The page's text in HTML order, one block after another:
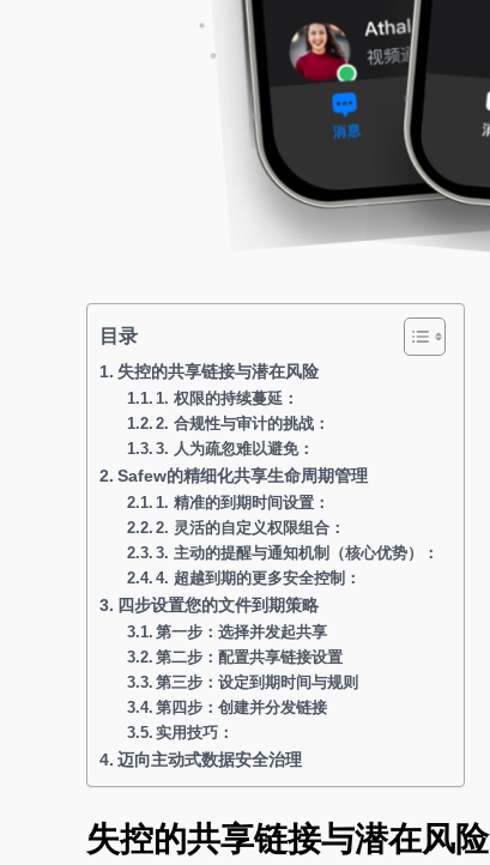
目录
失控的共享链接与潜在风险
1. 权限的持续蔓延：
2. 合规性与审计的挑战：
3. 人为疏忽难以避免：
Safew的精细化共享生命周期管理
1. 精准的到期时间设置：
2. 灵活的自定义权限组合：
3. 主动的提醒与通知机制（核心优势）：
4. 超越到期的更多安全控制：
四步设置您的文件到期策略
第一步：选择并发起共享
第二步：配置共享链接设置
第三步：设定到期时间与规则
第四步：创建并分发链接
实用技巧：
迈向主动式数据安全治理
失控的共享链接与潜在风险